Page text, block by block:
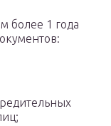
более 1 года